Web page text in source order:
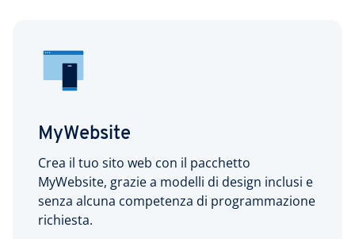
MyWebsite
Crea il tuo sito web con il pacchetto
MyWebsite, grazie a modelli di design inclusi e
senza alcuna competenza di programmazione
richiesta.